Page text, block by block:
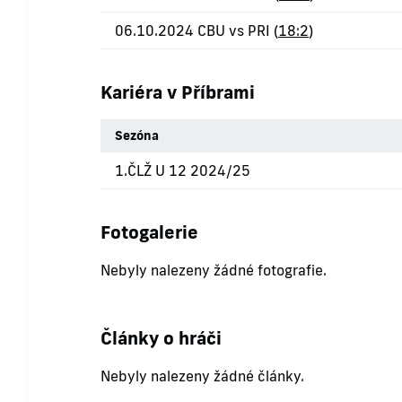
06.10.2024 CBU vs PRI (18:2)
Kariéra v Příbrami
Sezóna
1.ČLŽ U 12 2024/25
Fotogalerie
Nebyly nalezeny žádné fotografie.
Články o hráči
Nebyly nalezeny žádné články.